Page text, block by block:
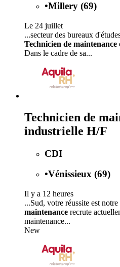
•Millery (69)
Le 24 juillet
...secteur des bureaux
Technicien de maintenance
Dans le cadre de sa...
Technicien de
industrielle H/F
CDI
•Vénissieux (69)
Il y a 12 heures
...Sud, votre réussite est
maintenance recrute
maintenance...
New